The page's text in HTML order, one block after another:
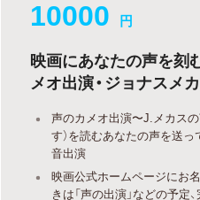
10000 円
映画にあなたの声を刻
メオ出演・ジョナスメ
声のカメオ出演〜J.メカスの
す）を読むあなたの声を送っ
音出演
映画公式ホームページに
きは「声の出演」などの予定